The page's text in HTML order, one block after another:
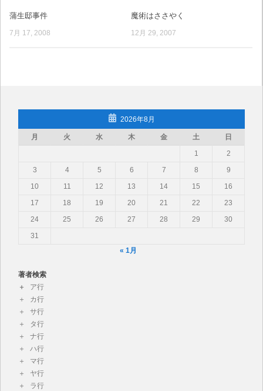
蒲生邸事件
7月 17, 2008
魔術はささやく
12月 29, 2007
2026年8月
月 火 水 木 金 土
日
1
2
3
4 5 6 7 8
9
10
11 12 13 14 15
16
17
18 19 20 21 22
23
24
25 26 27 28 29
30
31
« 1月
著者検索
ア行
カ行
サ行
タ行
ナ行
ハ行
マ行
ヤ行
ラ行